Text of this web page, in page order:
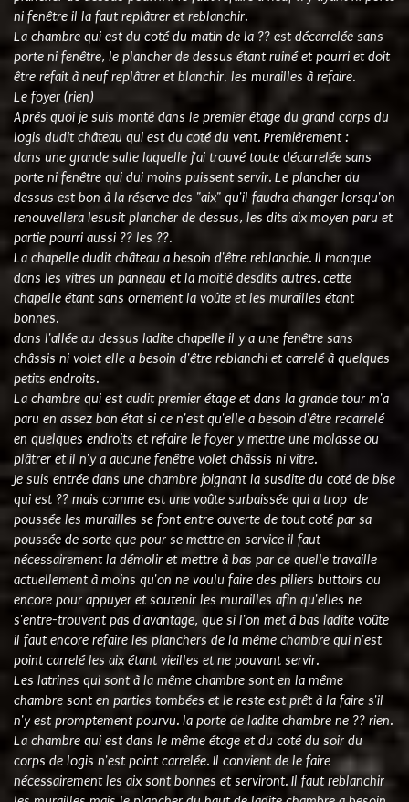
ni fenêtre il la faut replâtrer et reblanchir.
La chambre qui est du coté du matin de la ?? est décarrelée sans
porte ni fenêtre, le plancher de dessus étant ruiné et pourri et doit
être refait à neuf replâtrer et blanchir, les murailles à refaire.
Le foyer (rien)
Après quoi je suis monté dans le premier étage du grand corps du
logis dudit château qui est du coté du vent. Premièrement :
dans une grande salle laquelle j'ai trouvé toute décarrelée sans
porte ni fenêtre qui dui moins puissent servir. Le plancher du
dessus est bon à la réserve des "aix" qu'il faudra changer lorsqu'on
renouvellera lesusit plancher de dessus, les dits aix moyen paru et
partie pourri aussi ?? les ??.
La chapelle dudit château a besoin d'être reblanchie. Il manque
dans les vitres un panneau et la moitié desdits autres. cette
chapelle étant sans ornement la voûte et les murailles étant
bonnes.
dans l'allée au dessus ladite chapelle il y a une fenêtre sans
châssis ni volet elle a besoin d'être reblanchi et carrelé à quelques
petits endroits.
La chambre qui est audit premier étage et dans la grande tour m'a
paru en assez bon état si ce n'est qu'elle a besoin d'être recarrelé
en quelques endroits et refaire le foyer y mettre une molasse ou
plâtrer et il n'y a aucune fenêtre volet châssis ni vitre.
Je suis entrée dans une chambre joignant la susdite du coté de bise
qui est ?? mais comme est une voûte surbaissée qui a trop de
poussée les murailles se font entre ouverte de tout coté par sa
poussée de sorte que pour se mettre en service il faut
nécessairement la démolir et mettre à bas par ce quelle travaille
actuellement à moins qu'on ne voulu faire des piliers buttoirs ou
encore pour appuyer et soutenir les murailles afin qu'elles ne
s'entre-trouvent pas d'avantage, que si l'on met à bas ladite voûte
il faut encore refaire les planchers de la même chambre qui n'est
point carrelé les aix étant vieilles et ne pouvant servir.
Les latrines qui sont à la même chambre sont en la même
chambre sont en parties tombées et le reste est prêt à la faire s'il
n'y est promptement pourvu. la porte de ladite chambre ne ?? rien.
La chambre qui est dans le même étage et du coté du soir du
corps de logis n'est point carrelée. Il convient de le faire
nécessairement les aix sont bonnes et serviront. Il faut reblanchir